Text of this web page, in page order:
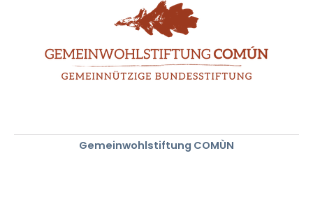
Gemeinwohlstiftung COMÙN